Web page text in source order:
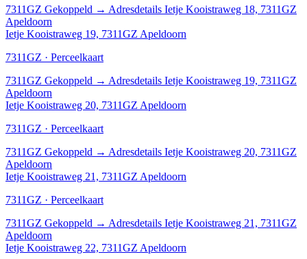
7311GZ Gekoppeld → Adresdetails Ietje Kooistraweg 18, 7311GZ
Apeldoorn
Ietje Kooistraweg 19, 7311GZ Apeldoorn
7311GZ · Perceelkaart
7311GZ Gekoppeld → Adresdetails Ietje Kooistraweg 19, 7311GZ
Apeldoorn
Ietje Kooistraweg 20, 7311GZ Apeldoorn
7311GZ · Perceelkaart
7311GZ Gekoppeld → Adresdetails Ietje Kooistraweg 20, 7311GZ
Apeldoorn
Ietje Kooistraweg 21, 7311GZ Apeldoorn
7311GZ · Perceelkaart
7311GZ Gekoppeld → Adresdetails Ietje Kooistraweg 21, 7311GZ
Apeldoorn
Ietje Kooistraweg 22, 7311GZ Apeldoorn